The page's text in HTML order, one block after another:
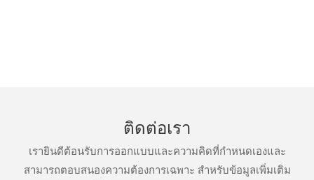
ติดต่อเรา
เรายินดีต้อนรับการออกแบบและความคิดที่กำหนดเองและ
สามารถตอบสนองความต้องการเฉพาะ สำหรับข้อมูลเพิ่มเติม